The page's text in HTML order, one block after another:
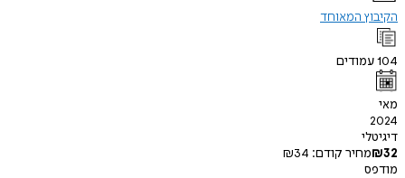
המאוחד
קודם:
₪34